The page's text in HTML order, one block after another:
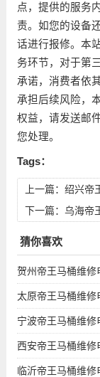
点，提供的服务
责。如您的设备
话进行报修。本
务环节，对于第
承诺，消费者依
承担后续风险，
权益，请发送邮
您处理。
Tags：
上一篇： 绍兴帝
疏通维修服务电
下一篇： 乌海帝
猜你喜欢
贺州帝王马桶维修
太原帝王马桶维修
宁波帝王马桶维
西安帝王马桶维修
临沂帝王马桶维